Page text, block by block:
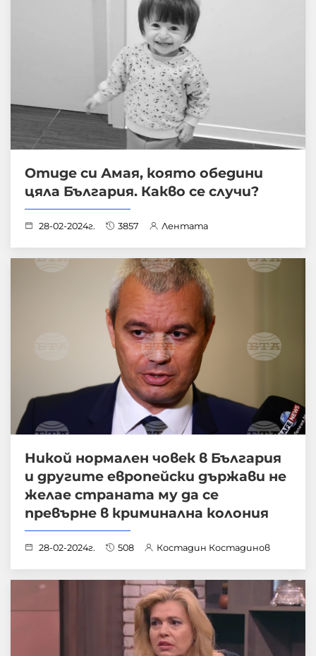
Отиде си Амая, която обедини
цяла България. Какво се случи?
28-02-2024г. 3857 Лентата
Никой нормален човек в България
и другите европейски държави не
желае страната му да се
превърне в криминална колония
28-02-2024г. 508 Костадин Костадинов